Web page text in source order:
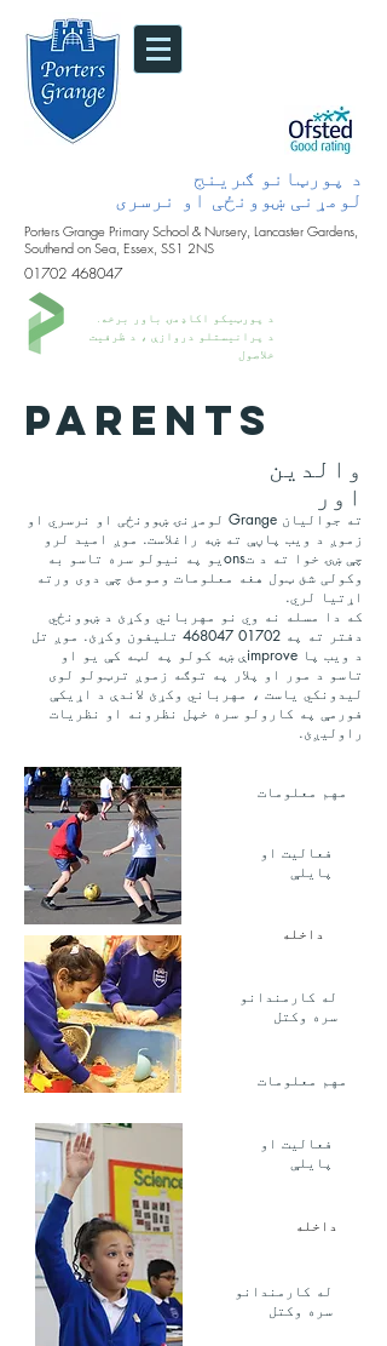
د پورټانو ګرینج
لومړنی ښوونځی او نرسری
Porters Grange Primary School & Nursery, Lancaster Gardens,
Southend on Sea, Essex, SS1 2NS
01702 468047
د پورټیکو اکاډمۍ باور برخه.
د پرانیستلو دروازې ، د ظرفیت
خلاصول
PARENTS
والدین
اور
ته جواليان Grange لومړنۍ ښوونځی او نرسري او
زموږ د ويب پاڼې ته ښه راغلاست. موږ امید لرو
چې ښۍ خوا ته د تonsیو په نیولو سره تاسو به
وکولی شئ ټول هغه معلومات ومومئ چې دوی ورته
اړتیا لري.
که دا مسله نه وي نو مهرباني وکړئ د ښوونځي
دفتر ته په 01702 468047
تلیفون وکړئ. موږ تل
د ویب پا improveې ښه کولو په لټه کې یو او
تاسو د مور او پلار په توګه زموږ ترټولو لوی
لیدونکي یاست ، مهرباني وکړئ لاندې د اړیکې
فورمې په کارولو سره خپل نظرونه او نظریات
راولیږئ.
مهم معلومات
فعالیت او
پایلې
داخله
له کارمندانو
سره وکتل
مهم معلومات
فعالیت او
پایلې
داخله
له کارمندانو
سره وکتل